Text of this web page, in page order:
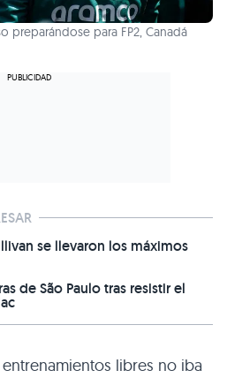
preparándose para FP2, Canadá
se llevaron los máximos
de São Paulo tras resistir el
libres no iba